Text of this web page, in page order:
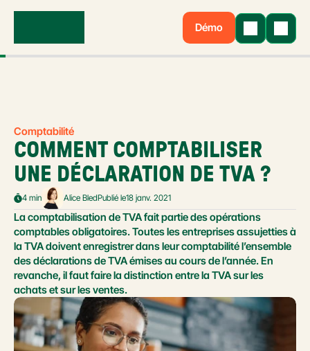
Démo
Comptabilité
COMMENT COMPTABILISER
UNE DÉCLARATION DE TVA ?
4 min Alice BledPublié le18 janv. 2021
La comptabilisation de TVA fait partie des opérations
comptables obligatoires. Toutes les entreprises assujetties à
la TVA doivent enregistrer dans leur comptabilité l’ensemble
des déclarations de TVA émises au cours de l’année. En
revanche, il faut faire la distinction entre la TVA sur les
achats et sur les ventes.